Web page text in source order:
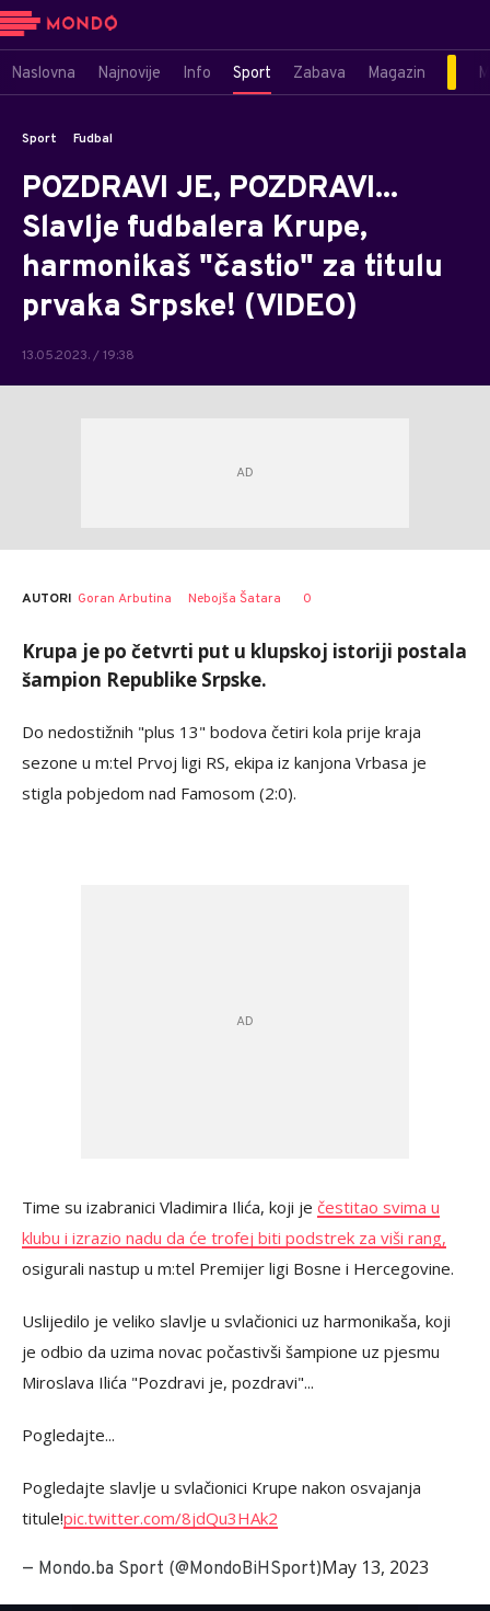
Naslovna Najnovije Info Sport Zabava Magazin
Sport Fudbal
POZDRAVI JE, POZDRAVI...
Slavlje fudbalera Krupe,
harmonikaš "častio" za titulu
prvaka Srpske! (VIDEO)
13.05.2023. / 19:38
AUTORI Goran Arbutina Nebojša Šatara 0
Krupa je po četvrti put u klupskoj istoriji postala
šampion Republike Srpske.
Do nedostižnih "plus 13" bodova četiri kola prije kraja
sezone u m:tel Prvoj ligi RS, ekipa iz kanjona Vrbasa je
stigla pobjedom nad Famosom (2:0).
Time su izabranici Vladimira Ilića, koji je čestitao svima u
klubu i izrazio nadu da će trofej biti podstrek za viši rang,
osigurali nastup u m:tel Premijer ligi Bosne i Hercegovine.
Uslijedilo je veliko slavlje u svlačionici uz harmonikaša, koji
je odbio da uzima novac počastivši šampione uz pjesmu
Miroslava Ilića "Pozdravi je, pozdravi"...
Pogledajte...
Pogledajte slavlje u svlačionici Krupe nakon osvajanja
titule!pic.twitter.com/8jdQu3HAk2
— Mondo.ba Sport (@MondoBiHSport)May 13, 2023